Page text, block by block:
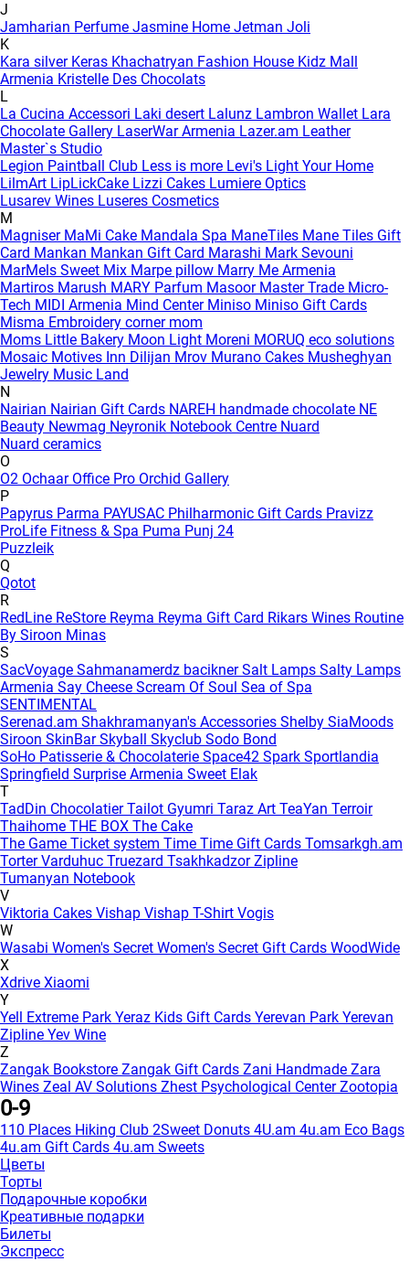
J
Jamharian Perfume Jasmine Home Jetman Joli
K
Kara silver Keras Khachatryan Fashion House Kidz Mall
Armenia Kristelle Des Chocolats
L
La Cucina Accessori Laki desert Lalunz Lambron Wallet Lara
Chocolate Gallery LaserWar Armenia Lazer.am Leather
Master`s Studio
Legion Paintball Club Less is more Levi's Light Your Home
LilmArt LipLickCake Lizzi Cakes Lumiere Optics
Lusarev Wines Luseres Cosmetics
M
Magniser MaMi Cake Mandala Spa ManeTiles Mane Tiles Gift
Card Mankan Mankan Gift Card Marashi Mark Sevouni
MarMels Sweet Mix Marpe pillow Marry Me Armenia
Martiros Marush MARY Parfum Masoor Master Trade Micro-
Tech MIDI Armenia Mind Center Miniso Miniso Gift Cards
Misma Embroidery corner mom
Moms Little Bakery Moon Light Moreni MORUQ eco solutions
Mosaic Motives Inn Dilijan Mrov Murano Cakes Musheghyan
Jewelry Music Land
N
Nairian Nairian Gift Cards NAREH handmade chocolate NE
Beauty Newmag Neyronik Notebook Centre Nuard
Nuard ceramics
O
O2 Ochaar Office Pro Orchid Gallery
P
Papyrus Parma PAYUSAC Philharmonic Gift Cards Pravizz
ProLife Fitness & Spa Puma Punj 24
Puzzleik
Q
Qotot
R
RedLine ReStore Reyma Reyma Gift Card Rikars Wines Routine
By Siroon Minas
S
SacVoyage Sahmanamerdz baciknerSalt Lamps Salty Lamps
Armenia Say Cheese Scream Of Soul Sea of Spa
SENTIMENTAL
Serenad.am Shakhramanyan's Accessories Shelby SiaMoods
Siroon SkinBarSkyball Skyclub Sodo Bond
SoHo Patisserie & Chocolaterie Space42 Spark Sportlandia
Springfield Surprise Armenia Sweet Elak
T
TadDin ChocolatierTailot Gyumri Taraz Art TeaYan Terroir
Thaihome THE BOX The Cake
The Game Ticket system Time Time Gift Cards Tomsarkgh.am
Torter Varduhuc Truezard Tsakhkadzor Zipline
Tumanyan Notebook
V
Viktoria Cakes Vishap Vishap T-Shirt Vogis
W
Wasabi Women's Secret Women's Secret Gift Cards WoodWide
X
Xdrive Xiaomi
Y
Yell Extreme Park Yeraz Kids Gift Cards Yerevan Park Yerevan
Zipline Yev Wine
Z
Zangak Bookstore Zangak Gift Cards Zani Handmade Zara
Wines Zeal AV Solutions Zhest Psychological CenterZootopia
0-9
110 Places Hiking Club 2Sweet Donuts 4U.am 4u.am Eco Bags
4u.am Gift Cards 4u.am Sweets
Цветы
Торты
Подарочные коробки
Креативные подарки
Билеты
Экспресс